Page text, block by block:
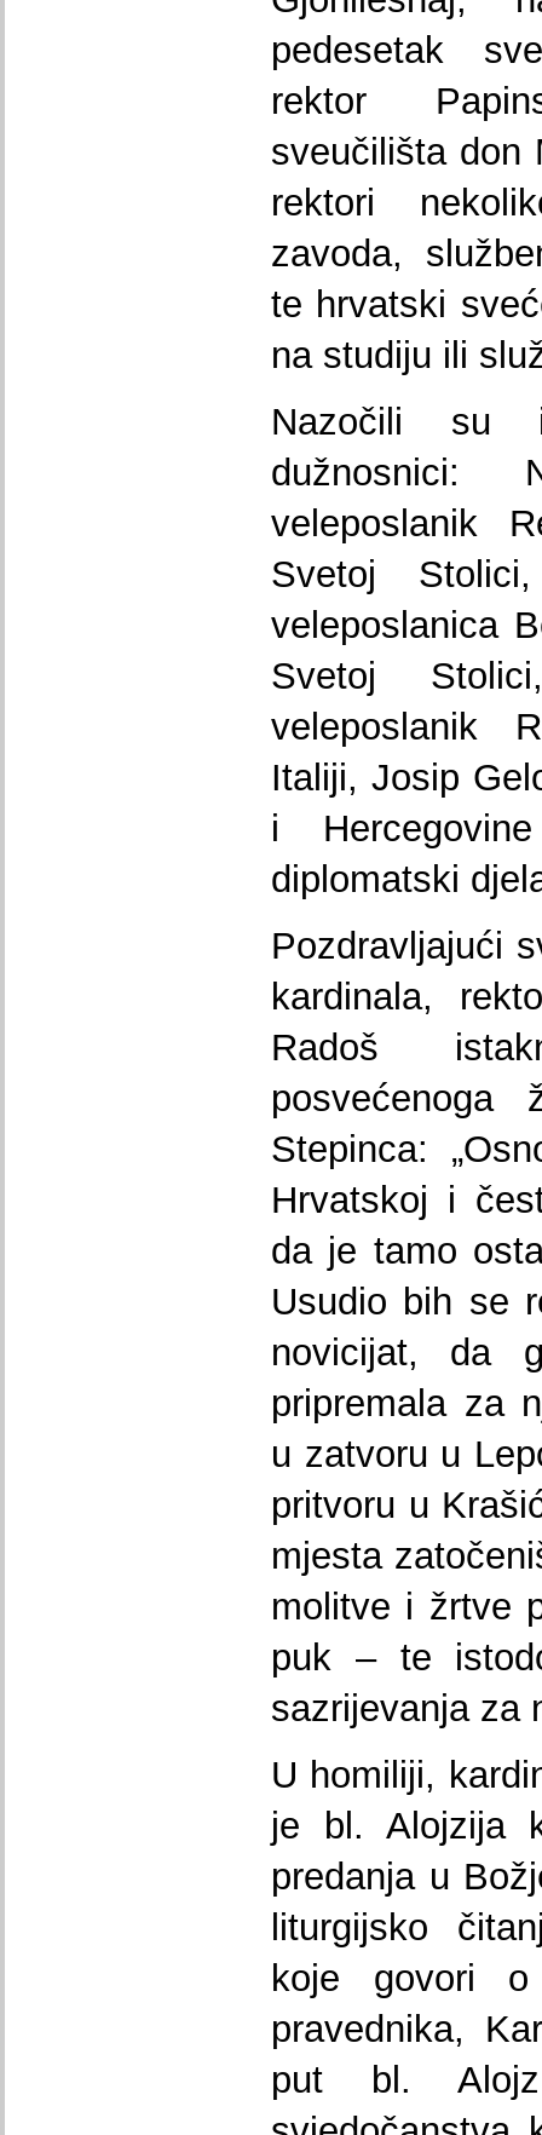
pedesetak
rektor
sveučilišta don
rektori
zavoda,
te hrvatski
na studiju ili
Nazočili su
dužnosnici:
veleposlanik
Svetoj
veleposlanica
Svetoj
veleposlanik
Italiji, Josip
i
diplomatski
Pozdravljajući
kardinala,
Radoš
Stepinca:
Hrvatskoj i
da je tamo
Usudio bih se
novicijat, da
pripremala za
u zatvoru u
pritvoru u
mjesta
molitve i žrtve
puk – te
sazrijevanja za
U homiliji,
je bl. Alojzija
predanja u
liturgijsko
koje govori
pravednika,
put bl.